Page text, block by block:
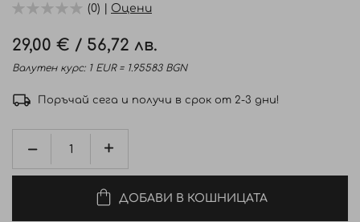
(0) | Оцени
29,00 € / 56,72 лв.
Валутен курс: 1 EUR = 1.95583 BGN
Поръчай сега и получи в срок от 2-3 дни!
ДОБАВИ В КОШНИЦАТА